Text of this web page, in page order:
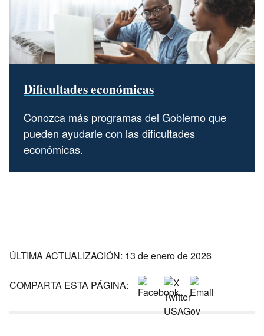
Conozca más programas del Gobierno que
pueden ayudarle con las dificultades
económicas.
Dificultades económicas
ÚLTIMA ACTUALIZACIÓN: 13 de enero de 2026
COMPARTA ESTA PÁGINA: